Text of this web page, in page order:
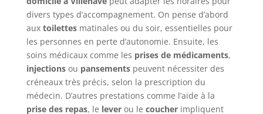
divers types d’accompagnement. On pense d’abord
aux toilettesmatinales ou du soir, essentielles pour
les personnes en perte d’autonomie. Ensuite, les
soins médicaux comme les prises de médicaments,
injectionsou pansementspeuvent nécessiter des
créneaux très précis, selon la prescription du
médecin. D’autres prestations comme l’aide à la
prise des repas, le leverou le coucherimpliquent